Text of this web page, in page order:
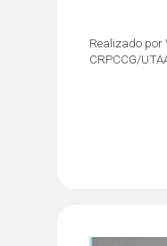
Realizado por
CRPCCG/